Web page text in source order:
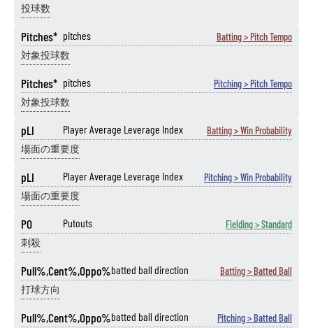
投球数
Pitches* pitches Batting > Pitch Tempo
対象投球数
Pitches* pitches Pitching > Pitch Tempo
対象投球数
pLI Player Average Leverage Index Batting > Win Probability
場面の重要度
pLI Player Average Leverage Index Pitching > Win Probability
場面の重要度
PO Putouts Fielding > Standard
刺殺
Pull%,Cent%,Oppo%batted ball direction Batting > Batted Ball
打球方向
Pull%,Cent%,Oppo%batted ball direction Pitching > Batted Ball